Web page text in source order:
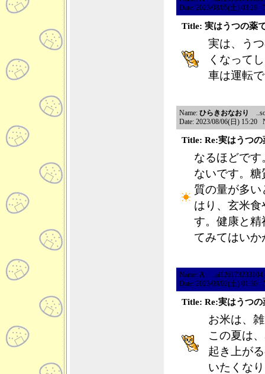
Date: 2023/08/05(土) 03:29
Title: 実はうつの薬
実は、う
くなって
車は運転
Name: ひらきおなおり
Date: 2023/08/06(日) 15:20
Title: Re:実はうつ
なるほどで
ないです。
質の量が多
はり、玄米
す。健康と
てみてはい
Name: A
Date: 2023/09/02(土) 01:30
Title: Re:実はうつ
お米は、
この夏は
起き上が
いたくな